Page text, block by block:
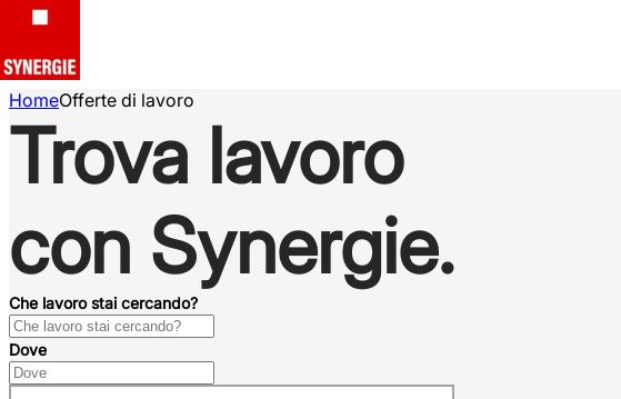
HomeOfferte di lavoro
Trova lavoro
con Synergie.
Che lavoro stai cercando?
Dove